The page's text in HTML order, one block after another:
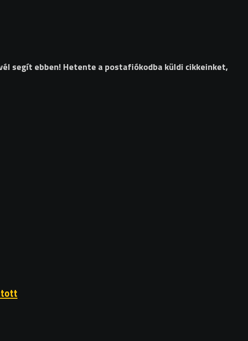
segít ebben! Hetente a postafiókodba küldi cikkeinket,